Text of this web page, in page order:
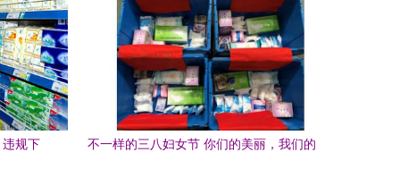
违规下
不一样的三八妇女节 你们的美丽，我们的